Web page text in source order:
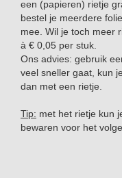
een (papieren) rietje
bestel je meerdere
mee. Wil je toch meer
à € 0,05 per stuk.
Ons advies: gebruik
veel sneller gaat, kun
dan met een rietje.
Tip: met het rietje kun
bewaren voor het